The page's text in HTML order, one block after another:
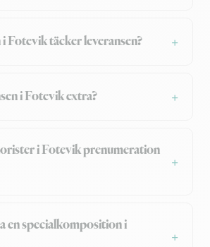
Fotevik täcker leveransen?
i Fotevik extra?
i Fotevik prenumeration
en specialkomposition i